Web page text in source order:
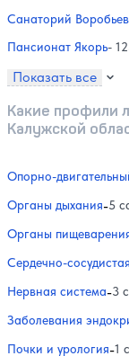
Санаторий
Пансионат Якорь-
Показать все
Какие профили
Калужской
Опорно-
Органы дыхания-5
Органы
Сердечно-
Нервная система-3
Заболевания
Почки и урология-1